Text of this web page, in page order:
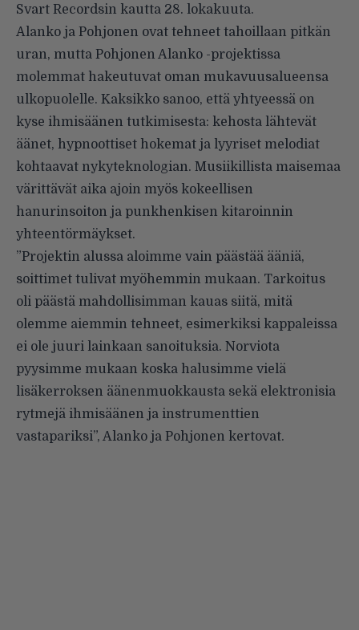
Svart Recordsin kautta 28. lokakuuta.
Alanko ja Pohjonen ovat tehneet tahoillaan pitkän
uran, mutta Pohjonen Alanko -projektissa
molemmat hakeutuvat oman mukavuusalueensa
ulkopuolelle. Kaksikko sanoo, että yhtyeessä on
kyse ihmisäänen tutkimisesta: kehosta lähtevät
äänet, hypnoottiset hokemat ja lyyriset melodiat
kohtaavat nykyteknologian. Musiikillista maisemaa
värittävät aika ajoin myös kokeellisen
hanurinsoiton ja punkhenkisen kitaroinnin
yhteentörmäykset.
”Projektin alussa aloimme vain päästää ääniä,
soittimet tulivat myöhemmin mukaan. Tarkoitus
oli päästä mahdollisimman kauas siitä, mitä
olemme aiemmin tehneet, esimerkiksi kappaleissa
ei ole juuri lainkaan sanoituksia. Norviota
pyysimme mukaan koska halusimme vielä
lisäkerroksen äänenmuokkausta sekä elektronisia
rytmejä ihmisäänen ja instrumenttien
vastapariksi”, Alanko ja Pohjonen kertovat.